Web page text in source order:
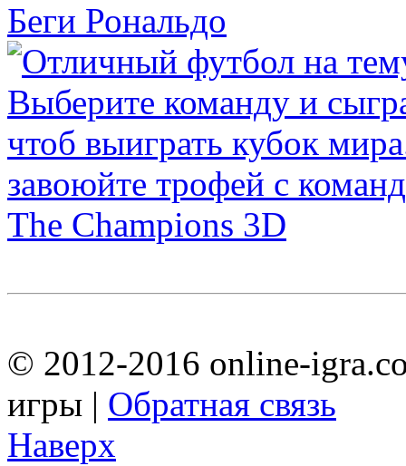
Беги Рональдо
The Champions 3D
© 2012-2016 online-
игры | Обратная связь
Наверх